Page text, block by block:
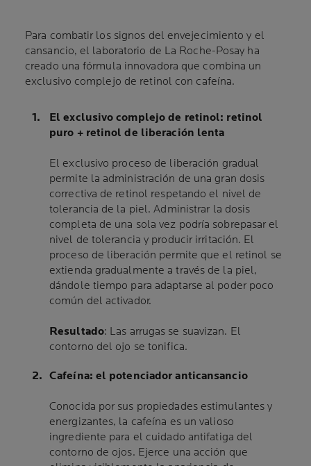
Para combatir los signos del envejecimiento y el
cansancio, el laboratorio de La Roche-Posay ha
creado una fórmula innovadora que combina un
exclusivo complejo de retinol con cafeína.
El exclusivo complejo de retinol: retinol
puro + retinol de liberación lenta
El exclusivo proceso de liberación gradual
permite la administración de una gran dosis
correctiva de retinol respetando el nivel de
tolerancia de la piel. Administrar la dosis
completa de una sola vez podría sobrepasar el
nivel de tolerancia y producir irritación. El
proceso de liberación permite que el retinol se
extienda gradualmente a través de la piel,
dándole tiempo para adaptarse al poder poco
común del activador.
Resultado: Las arrugas se suavizan. El
contorno del ojo se tonifica.
Cafeína: el potenciador anticansancio
Conocida por sus propiedades estimulantes y
energizantes, la cafeína es un valioso
ingrediente para el cuidado antifatiga del
contorno de ojos. Ejerce una acción que